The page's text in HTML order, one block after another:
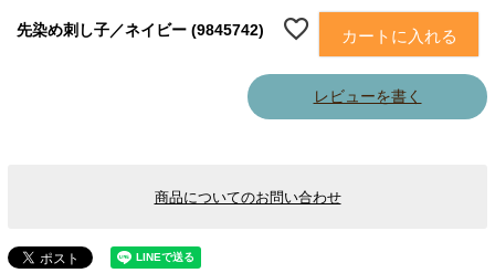
先染め刺し子／ネイビー (9845742) カートに入れる
レビューを書く
商品についてのお問い合わせ